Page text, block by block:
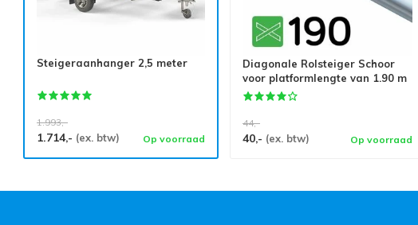
Steigeraanhanger 2,5 meter
1.993,-
1.714,- (ex. btw) Op voorraad
Diagonale Rolsteiger Schoor
voor platformlengte van 1.90 m
44,-
40,- (ex. btw) Op voorraad